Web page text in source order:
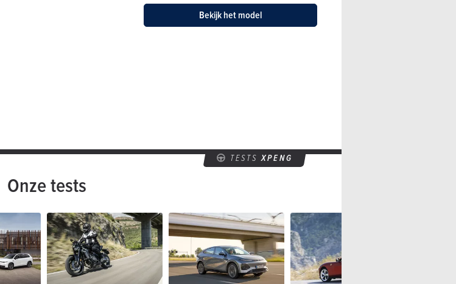
Bekijk het model
TESTSXPENG
Onze tests